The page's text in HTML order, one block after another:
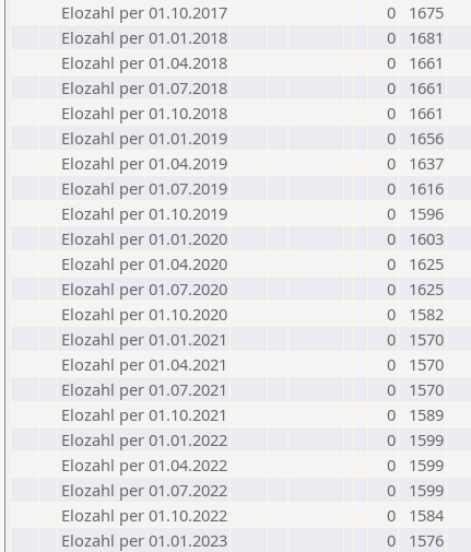
Elozahl per 01.10.2017
0
1675
Elozahl per 01.01.2018
0
1681
Elozahl per 01.04.2018
0
1661
Elozahl per 01.07.2018
0
1661
Elozahl per 01.10.2018
0
1661
Elozahl per 01.01.2019
0
1656
Elozahl per 01.04.2019
0
1637
Elozahl per 01.07.2019
0
1616
Elozahl per 01.10.2019
0
1596
Elozahl per 01.01.2020
0
1603
Elozahl per 01.04.2020
0
1625
Elozahl per 01.07.2020
0
1625
Elozahl per 01.10.2020
0
1582
Elozahl per 01.01.2021
0
1570
Elozahl per 01.04.2021
0
1570
Elozahl per 01.07.2021
0
1570
Elozahl per 01.10.2021
0
1589
Elozahl per 01.01.2022
0
1599
Elozahl per 01.04.2022
0
1599
Elozahl per 01.07.2022
0
1599
Elozahl per 01.10.2022
0
1584
Elozahl per 01.01.2023
0
1576